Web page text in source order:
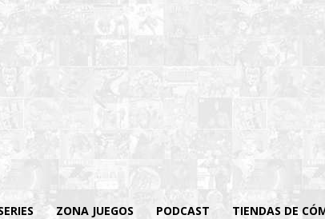
ZONA JUEGOS PODCAST TIENDAS DE